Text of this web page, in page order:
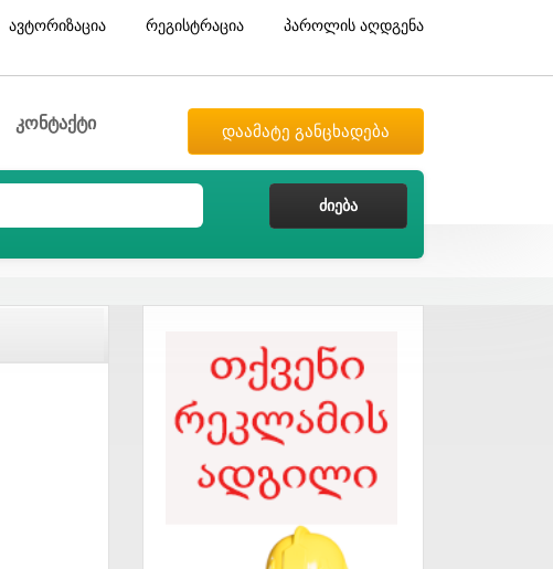
ავტორიზაცია რეგისტრაცია პაროლის აღდგენა
კონტაქტი დაამატე განცხადება